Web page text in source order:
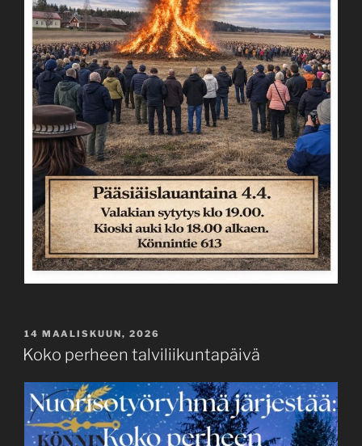
JULKAISTU
14 MAALISKUUN, 2026
Koko perheen talviliikuntapäivä